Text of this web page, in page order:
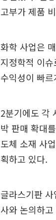
고부가 제품
화학 사업은
지정학적 이
수익성이 빠
2분기에도 각
박 판매 확대
도체 소재 사
획하고 있다.
글라스기판
사와 논의하